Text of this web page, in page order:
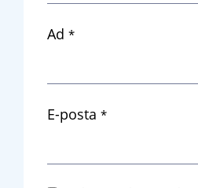
Ad *
E-posta *